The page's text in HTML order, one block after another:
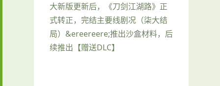
大新版更新后，《刀剑江湖路》正
式转正，完结主要线剧况（柒大结
局）&ereereere;推出沙盒材料，后
续推出【赠送DLC】